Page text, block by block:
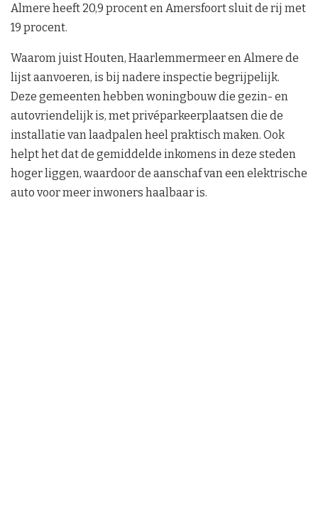
Almere heeft 20,9 procent en Amersfoort sluit de rij met
19 procent.
Waarom juist Houten, Haarlemmermeer en Almere de
lijst aanvoeren, is bij nadere inspectie begrijpelijk.
Deze gemeenten hebben woningbouw die gezin- en
autovriendelijk is, met privéparkeerplaatsen die de
installatie van laadpalen heel praktisch maken. Ook
helpt het dat de gemiddelde inkomens in deze steden
hoger liggen, waardoor de aanschaf van een elektrische
auto voor meer inwoners haalbaar is.